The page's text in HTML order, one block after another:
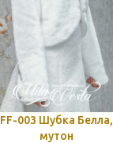
FF-003 Шубка Белла,
мутон